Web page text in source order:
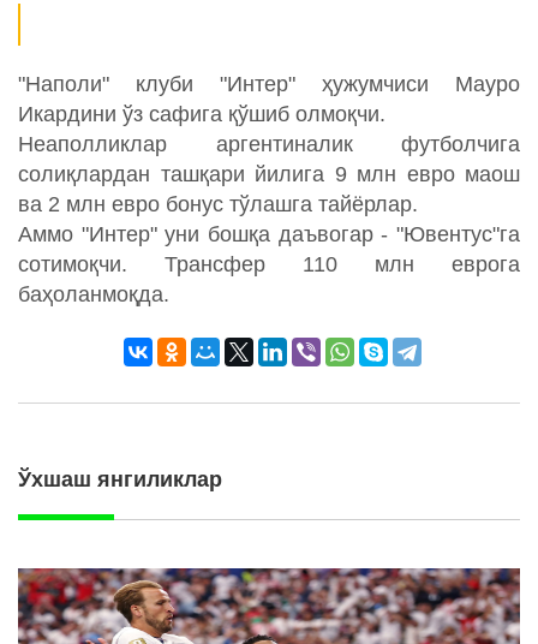
"Наполи" клуби "Интер" ҳужумчиси Мауро
Икардини ўз сафига қўшиб олмоқчи.
Неаполликлар аргентиналик футболчига
солиқлардан ташқари йилига 9 млн евро маош
ва 2 млн евро бонус тўлашга тайёрлар.
Аммо "Интер" уни бошқа даъвогар - "Ювентус"га
сотимоқчи. Трансфер 110 млн еврога
баҳоланмоқда.
Ўхшаш янгиликлар